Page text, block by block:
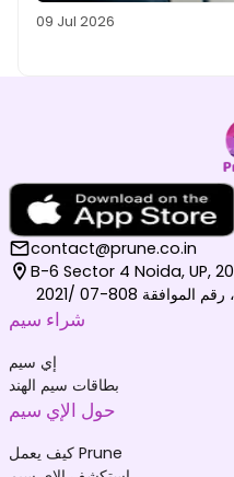
09 Jul 2026
contact@prune.co.in
B-6 Sector 4 Noida, UP,
شراء سيم
إي سيم
بطاقات سيم الهند
حول الإي سيم
كيف يعمل Prune